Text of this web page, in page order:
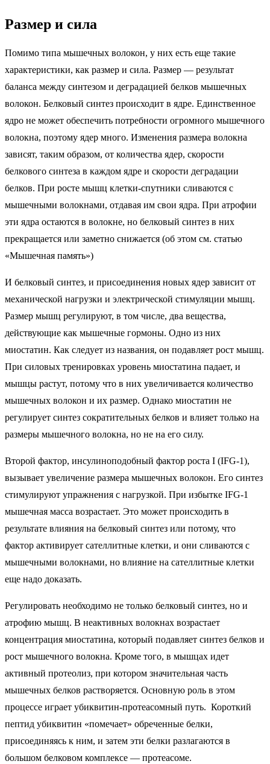
Размер и сила
Помимо типа мышечных волокон, у них есть еще такие
характеристики, как размер и сила. Размер — результат
баланса между синтезом и деградацией белков мышечных
волокон. Белковый синтез происходит в ядре. Единственное
ядро не может обеспечить потребности огромного мышечного
волокна, поэтому ядер много. Изменения размера волокна
зависят, таким образом, от количества ядер, скорости
белкового синтеза в каждом ядре и скорости деградации
белков. При росте мышц клетки-спутники сливаются с
мышечными волокнами, отдавая им свои ядра. При атрофии
эти ядра остаются в волокне, но белковый синтез в них
прекращается или заметно снижается (об этом см. статью
«Мышечная память»)
И белковый синтез, и присоединения новых ядер зависит от
механической нагрузки и электрической стимуляции мышц.
Размер мышц регулируют, в том числе, два вещества,
действующие как мышечные гормоны. Одно из них
миостатин. Как следует из названия, он подавляет рост мышц.
При силовых тренировках уровень миостатина падает, и
мышцы растут, потому что в них увеличивается количество
мышечных волокон и их размер. Однако миостатин не
регулирует синтез сократительных белков и влияет только на
размеры мышечного волокна, но не на его силу.
Второй фактор, инсулиноподобный фактор роста I (IFG-1),
вызывает увеличение размера мышечных волокон. Его синтез
стимулируют упражнения с нагрузкой. При избытке IFG-1
мышечная масса возрастает. Это может происходить в
результате влияния на белковый синтез или потому, что
фактор активирует сателлитные клетки, и они сливаются с
мышечными волокнами, но влияние на сателлитные клетки
еще надо доказать.
Регулировать необходимо не только белковый синтез, но и
атрофию мышц. В неактивных волокнах возрастает
концентрация миостатина, который подавляет синтез белков и
рост мышечного волокна. Кроме того, в мышцах идет
активный протеолиз, при котором значительная часть
мышечных белков растворяется. Основную роль в этом
процессе играет убиквитин-протеасомный путь. Короткий
пептид убиквитин «помечает» обреченные белки,
присоединяясь к ним, и затем эти белки разлагаются в
большом белковом комплексе — протеасоме.